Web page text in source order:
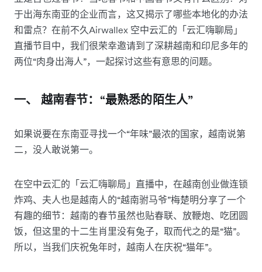
于出海东南亚的企业而言，这又揭示了哪些本地化的办法
和雷点？在前不久Airwallex 空中云汇的「云汇嗨聊局」
直播节目中，我们很荣幸邀请到了深耕越南和印尼多年的
两位“肉身出海人”，一起探讨这些有意思的问题。
一、 越南春节：“最熟悉的陌生人”
如果说要在东南亚寻找一个“年味”最浓的国家，越南说第
二，没人敢说第一。
在空中云汇的「云汇嗨聊局」直播中，在越南创业做连锁
炸鸡、夫人也是越南人的“越南驸马爷”梅楚明分享了一个
有趣的细节：越南的春节虽然也贴春联、放鞭炮、吃团圆
饭，但这里的十二生肖里没有兔子，取而代之的是“猫”。
所以，当我们庆祝兔年时，越南人在庆祝“猫年”。